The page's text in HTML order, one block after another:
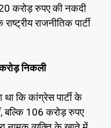
करोड़ रुपए की नकदी
राजनीतिक पार्टी
निकली
कि कांग्रेस पार्टी के
बल्कि 106 करोड़ रुपए